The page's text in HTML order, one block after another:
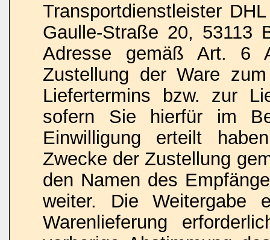
Transportdienstleister
Gaulle-Straße 20, 53113
Adresse gemäß Art.
Zustellung der Ware
Liefertermins bzw. zur
sofern Sie hierfür im
Einwilligung erteilt
Zwecke der Zustellung
den Namen des
weiter. Die Weitergabe
Warenlieferung